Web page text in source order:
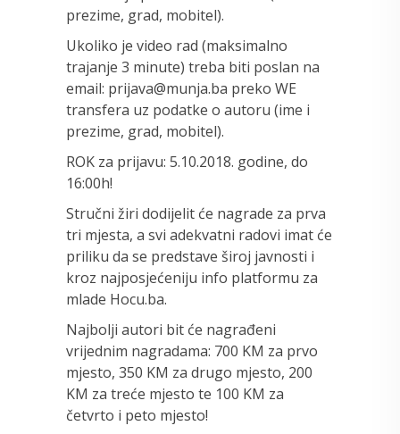
prezime, grad, mobitel).
Ukoliko je video rad (maksimalno
trajanje 3 minute) treba biti poslan na
email: prijava@munja.ba preko WE
transfera uz podatke o autoru (ime i
prezime, grad, mobitel).
ROK za prijavu: 5.10.2018. godine, do
16:00h!
Stručni žiri dodijelit će nagrade za prva
tri mjesta, a svi adekvatni radovi imat će
priliku da se predstave široj javnosti i
kroz najposjećeniju info platformu za
mlade Hocu.ba.
Najbolji autori bit će nagrađeni
vrijednim nagradama: 700 KM za prvo
mjesto, 350 KM za drugo mjesto, 200
KM za treće mjesto te 100 KM za
četvrto i peto mjesto!